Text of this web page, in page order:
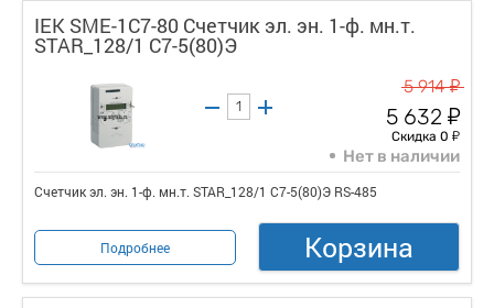
IEK SME-1C7-80 Счетчик эл. эн. 1-ф. мн.т.
STAR_128/1 С7-5(80)Э
5 914у
5 632 у
Скидка 0 у
Нет в наличии
Счетчик эл. эн. 1-ф. мн.т. STAR_128/1 С7-5(80)Э RS-485
Подробнее Корзина